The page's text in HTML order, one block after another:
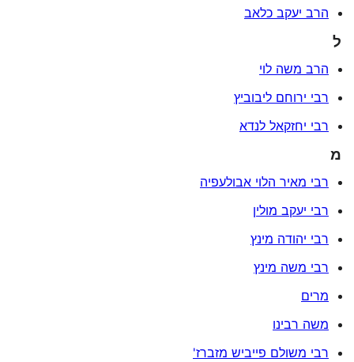
הרב יעקב כלאב
ל
הרב משה לוי
רבי ירוחם ליבוביץ
רבי יחזקאל לנדא
מ
רבי מאיר הלוי אבולעפיה
רבי יעקב מולין
רבי יהודה מינץ
רבי משה מינץ
מרים
משה רבינו
רבי משולם פייביש מזברז'